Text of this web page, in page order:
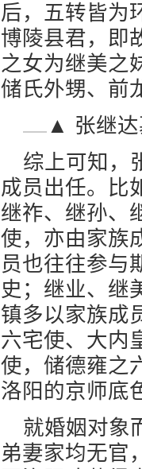
后，五转皆为
博陵县君，即
之女为继美之
储氏外甥、前
▲ 张继达
综上可知，
成员出任。比
继祚、继孙、
使，亦由家族
员也往往参与
史；继业、继
镇多以家族成
六宅使、大内
使，储德雍之
洛阳的京师底
就婚姻对象
弟妻家均无官